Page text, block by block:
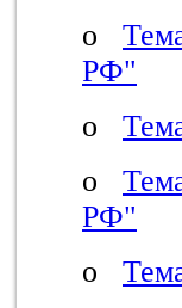
o
РФ"
o
o
РФ"
o